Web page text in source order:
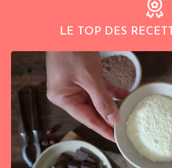
LE TOP DES